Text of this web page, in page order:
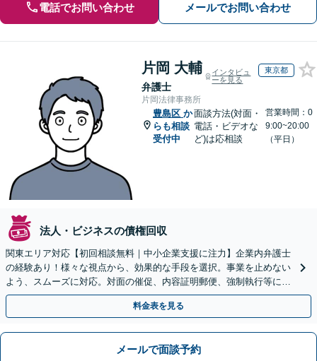
電話でお問い合わせ メールでお問い合わせ
片岡 大輔
弁護士
インタビュ
ーを見る
東京都
片岡法律事務所
豊島区 か
らも相談
受付中
面談方法(対面・
電話・ビデオな
ど)は応相談
営業時間：0
9:00~20:00
（平日）
法人・ビジネスの債権回収
関東エリア対応【初回相談無料｜中小企業支援に注力】企業内弁護士
の経験あり！様々な視点から、効果的な手段を選択。事業を止めない
よう、スムーズに対応。対面の催促、内容証明郵便、強制執行等に精
通。お困りの方はすぐにご相談を【オンライン面談◎】
料金表を見る
メールで面談予約